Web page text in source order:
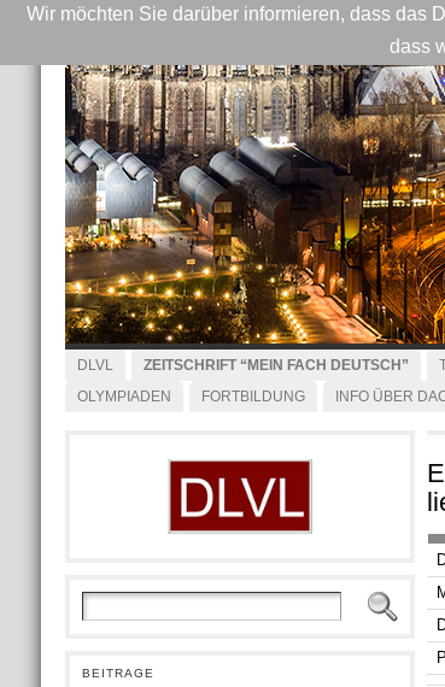
Wir möchten Sie darüber informieren, dass das
dass
DLVL ZEITSCHRIFT “MEIN FACH DEUTSCH”
OLYMPIADEN
FORTBILDUNG INFO ÜBER
BEITRAGE